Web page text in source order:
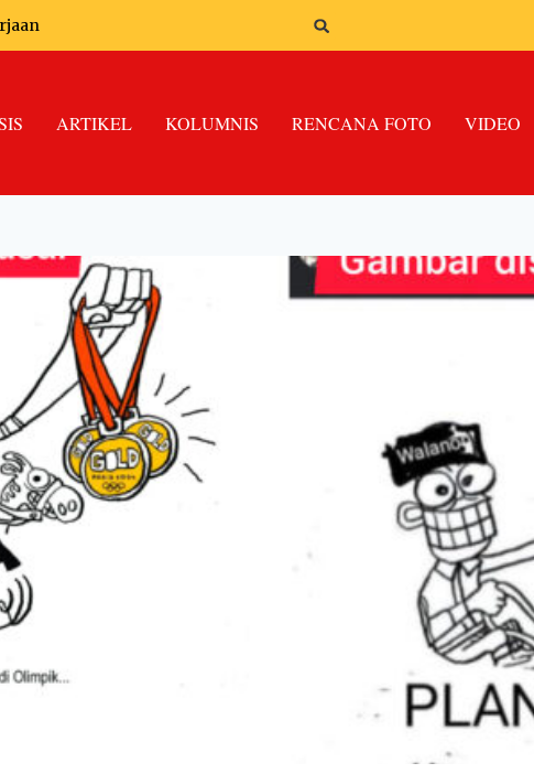
ARTIKEL KOLUMNIS RENCANA FOTO VIDEO